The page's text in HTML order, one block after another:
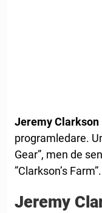
Jeremy Clarkson
programledare.
Gear”, men de
”Clarkson’s Farm”.
Jeremy